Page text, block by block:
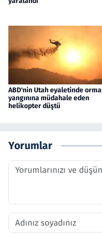
ABD'nin Utah eyaletinde
yangınına müdahale eden
helikopter düştü
Yorumlar